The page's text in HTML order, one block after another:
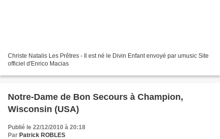
Christe Natalis Les Prêtres - Il est né le Divin Enfant envoyé par umusic Site
officiel d'Enrico Macias
Notre-Dame de Bon Secours à Champion,
Wisconsin (USA)
Publié le 22/12/2010 à 20:18
Par Patrick ROBLES